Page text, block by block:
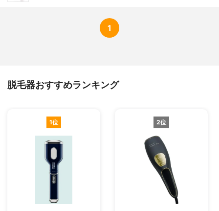
1
脱毛器おすすめランキング
1位 2位